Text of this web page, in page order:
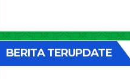
BERITA TERUPDATE